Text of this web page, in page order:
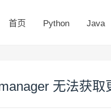
首页 Python Java
无法获取